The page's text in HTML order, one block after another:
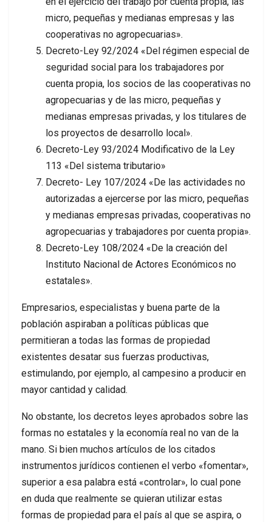
micro, pequeñas y medianas empresas y las
cooperativas no agropecuarias».
Decreto-Ley 92/2024 «Del régimen especial de
seguridad social para los trabajadores por
cuenta propia, los socios de las cooperativas no
agropecuarias y de las micro, pequeñas y
medianas empresas privadas, y los titulares de
los proyectos de desarrollo local».
Decreto-Ley 93/2024 Modificativo de la Ley
113 «Del sistema tributario»
Decreto- Ley 107/2024 «De las actividades no
autorizadas a ejercerse por las micro, pequeñas
y medianas empresas privadas, cooperativas no
agropecuarias y trabajadores por cuenta propia».
Decreto-Ley 108/2024 «De la creación del
Instituto Nacional de Actores Económicos no
estatales».
Empresarios, especialistas y buena parte de la
población aspiraban a políticas públicas que
permitieran a todas las formas de propiedad
existentes desatar sus fuerzas productivas,
estimulando, por ejemplo, al campesino a producir en
mayor cantidad y calidad.
No obstante, los decretos leyes aprobados sobre las
formas no estatales y la economía real no van de la
mano. Si bien muchos artículos de los citados
instrumentos jurídicos contienen el verbo «fomentar»,
superior a esa palabra está «controlar», lo cual pone
en duda que realmente se quieran utilizar estas
formas de propiedad para el país al que se aspira, o